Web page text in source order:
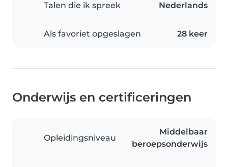
Talen die ik spreek Nederlands
Als favoriet opgeslagen 28 keer
Onderwijs en certificeringen
Opleidingsniveau
Middelbaar
beroepsonderwijs